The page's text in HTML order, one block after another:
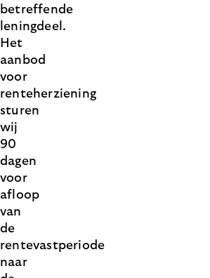
betreffende
leningdeel.
Het
aanbod
voor
renteherziening
sturen
wij
90
dagen
voor
afloop
van
de
rentevastperiode
naar